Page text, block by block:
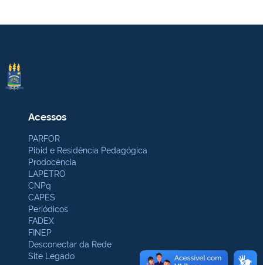
Acessos
PARFOR
Pibid e Residência Pedagógica
Prodocência
LAPETRO
CNPq
CAPES
Periódicos
FADEX
FINEP
Desconectar da Rede
Site Legado